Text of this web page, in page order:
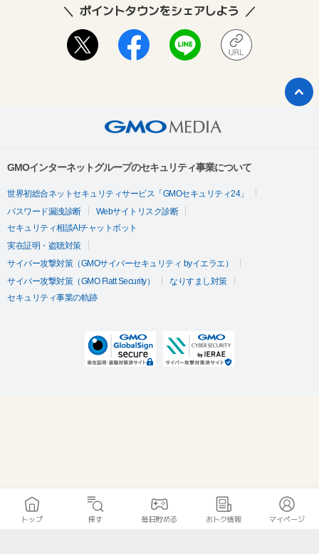
ポイントタウンをシェアしよう
GMOインターネットグループのセキュリティ事業について
世界初総合ネットセキュリティサービス「GMOセキュリティ24」
パスワード漏洩診断
Webサイトリスク診断
セキュリティ相談AIチャットボット
実在証明・盗聴対策
サイバー攻撃対策（GMOサイバーセキュリティ byイエラエ）
サイバー攻撃対策（GMO Flatt Security）
なりすまし対策
セキュリティ事業の軌跡
トップ 探す 毎日貯める おトク情報 マイページ